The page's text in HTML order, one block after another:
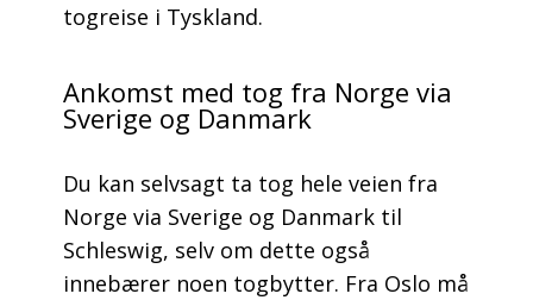
togreise i Tyskland.
Ankomst med tog fra Norge via
Sverige og Danmark
Du kan selvsagt ta tog hele veien fra
Norge via Sverige og Danmark til
Schleswig, selv om dette også
innebærer noen togbytter. Fra Oslo må